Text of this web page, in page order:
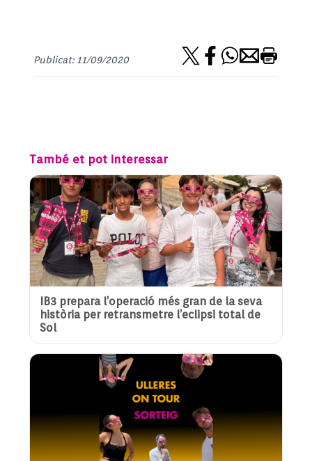
Publicat: 11/09/2020
També et pot interessar
IB3 prepara l’operació més gran de la seva
història per retransmetre l’eclipsi total de
Sol